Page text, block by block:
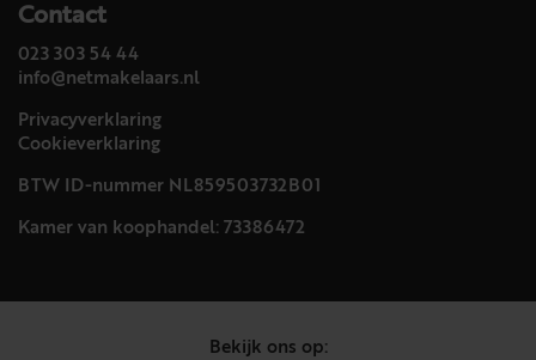
Contact
023 303 54 44
info@netmakelaars.nl
Privacyverklaring
Cookieverklaring
BTW ID-nummer NL859503732B01
Kamer van koophandel: 73386472
Bekijk ons op: